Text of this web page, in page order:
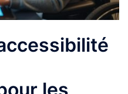
les